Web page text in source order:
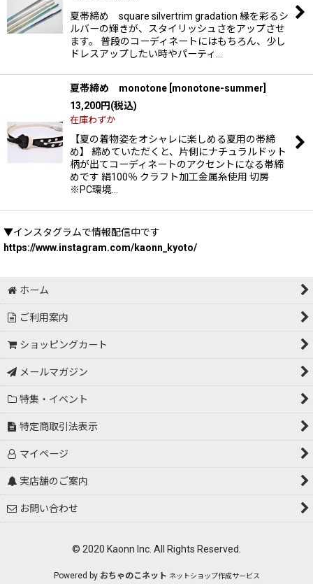
夏帯締め square silvertrim gradation 縁を彩るシ
ルバーの輝きが、スタイリッシュさをアップさせ
ます。 普段のコーディネートにはもちろん、少し
ドレスアップしたい時やパーティ…
夏帯締め monotone monotone-summer
13,200円(税込)
在庫わずか
【夏の着物姿をオシャレに楽しめる夏用の帯締
め】 締めていただくと、片側にナチュラルドット
柄が出てコーディネートのアクセントになる帯締
めです 絹100％ クラフト加工金属糸使用 切房
※PC環境…
▼インスタグラムで情報配信中です
https://www.instagram.com/kaonn_kyoto/
ホーム
ご利用案内
ショッピングカート
メールマガジン
特集・イベント
特定商取引法表示
マイページ
実店舗のご案内
お問い合わせ
© 2020 Kaonn Inc. All Rights Reserved.
Powered by おちゃのこネット ネットショップ作成サービス